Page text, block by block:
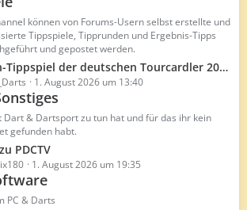
können von Forums-Usern selbst erstellte und
Tippspiele, Tipprunden und Ergebnis-Tipps
und gepostet werden.
Tippspiel der deutschen Tourcardler 2026/27
1. August 2026 um 13:40
Dart & Dartsport zu tun hat und für das ihr kein
gefunden habt.
PDCTV
1. August 2026 um 19:35
PC & Darts